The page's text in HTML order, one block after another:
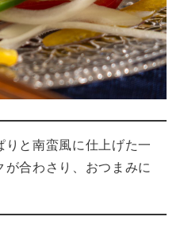
と南蛮風に仕上げた一
合わさり、おつまみに